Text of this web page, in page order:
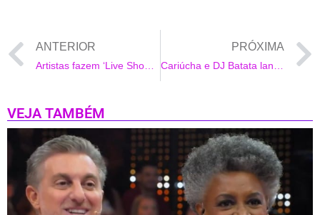
ANTERIOR PRÓXIMA
VEJA TAMBÉM